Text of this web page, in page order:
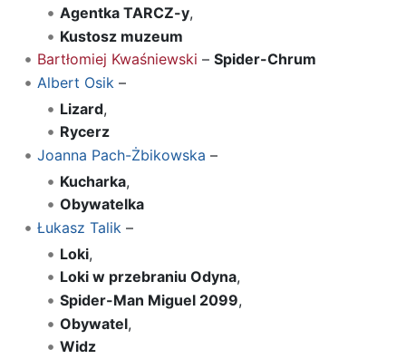
Agentka TARCZ-y,
Kustosz muzeum
Bartłomiej Kwaśniewski – Spider-Chrum
Albert Osik–
Lizard,
Rycerz
Joanna Pach-Żbikowska –
Kucharka,
Obywatelka
Łukasz Talik –
Loki,
Loki w przebraniu Odyna,
Spider-Man Miguel 2099,
Obywatel,
Widz